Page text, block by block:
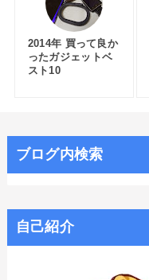
2014年 買って良か
ったガジェットベ
スト10
ブログ内検索
自己紹介